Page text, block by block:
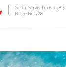
Setur Servis Turistik A.Ş.
Belge No: 728